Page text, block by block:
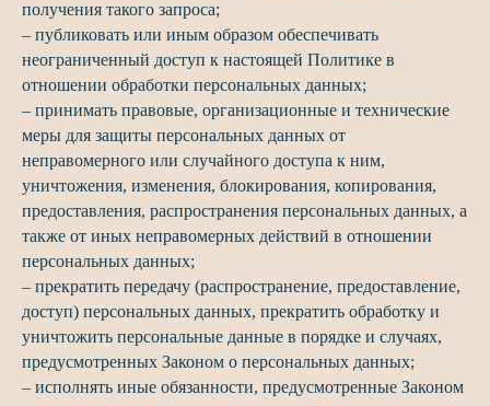
получения такого запроса;
– публиковать или иным образом обеспечивать
неограниченный доступ к настоящей Политике в
отношении обработки персональных данных;
– принимать правовые, организационные и технические
меры для защиты персональных данных от
неправомерного или случайного доступа к ним,
уничтожения, изменения, блокирования, копирования,
предоставления, распространения персональных данных, а
также от иных неправомерных действий в отношении
персональных данных;
– прекратить передачу (распространение, предоставление,
доступ) персональных данных, прекратить обработку и
уничтожить персональные данные в порядке и случаях,
предусмотренных Законом о персональных данных;
– исполнять иные обязанности, предусмотренные Законом